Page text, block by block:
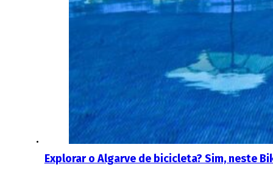
Explorar o Algarve de bicicleta? Sim, neste